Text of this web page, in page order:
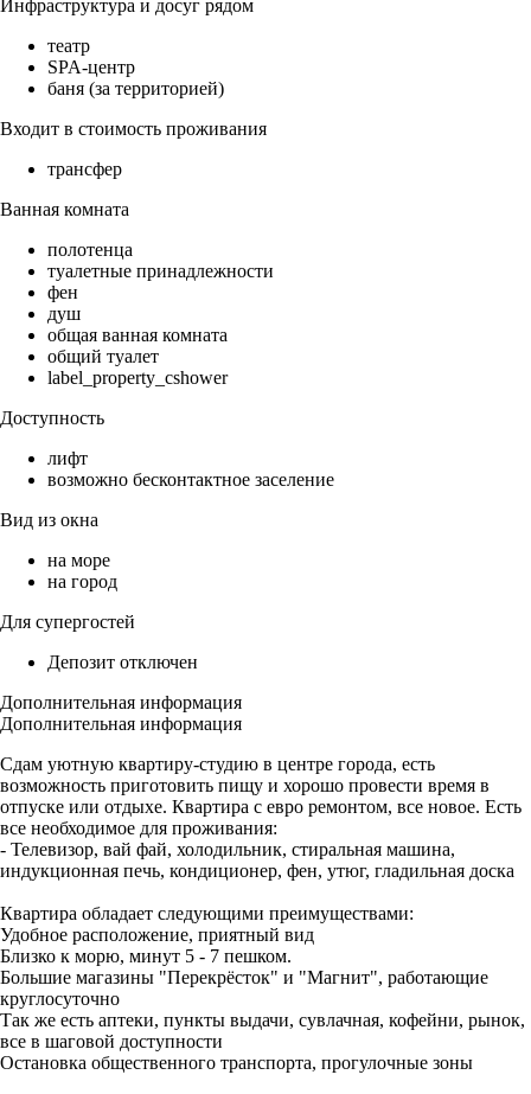
Инфраструктура и досуг рядом
театр
SPA-центр
баня (за территорией)
Входит в стоимость проживания
трансфер
Ванная комната
полотенца
туалетные принадлежности
фен
душ
общая ванная комната
общий туалет
label_property_cshower
Доступность
лифт
возможно бесконтактное заселение
Вид из окна
на море
на город
Для супергостей
Депозит отключен
Дополнительная информация
Дополнительная информация
Сдам уютную квартиру-студию в центре города, есть
возможность приготовить пищу и хорошо провести время в
отпуске или отдыхе. Квартира с евро ремонтом, все новое. Есть
все необходимое для проживания:
- Телевизор, вай фай, холодильник, стиральная машина,
индукционная печь, кондиционер, фен, утюг, гладильная доска
Квартира обладает следующими преимуществами:
Удобное расположение, приятный вид
Близко к морю, минут 5 - 7 пешком.
Большие магазины "Перекрёсток" и "Магнит", работающие
круглосуточно
Так же есть аптеки, пункты выдачи, сувлачная, кофейни, рынок,
все в шаговой доступности
Остановка общественного транспорта, прогулочные зоны